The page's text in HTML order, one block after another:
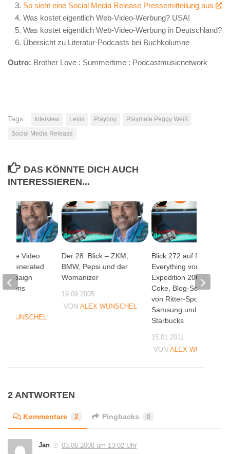
So sieht eine Social Media Release Pressemitteilung aus
Was kostet eigentlich Web-Video-Werbung? USA!
Was kostet eigentlich Web-Video-Werbung in Deutschland?
Übersicht zu Literatur-Podcasts bei Buchkolumne
Outro: Brother Love : Summertime : Podcastmusicnetwork
Tags: Interview Levis Playboy
Playmate Peggy Weiß
Social Media Release
DAS KÖNNTE DICH AUCH
INTERESSIEREN...
Der 28. Blick – ZKM,
BMW, Pepsi und der
Womanizer
19.09.2005
VON ALEX WUNSCHEL
Blick 272 auf Refresh
Everything von Pepsi,
Expedition 206 von
Coke, Blog-Schokolade
von Ritter-Sport,
Samsung und
Starbucks
15.01.2011
VONALEX WUNSCHEL
Video
Generated
WUNSCHEL
2 ANTWORTEN
Kommentare 2 Pingbacks 0
Jan
03.06.2008 um 13:02 Uhr